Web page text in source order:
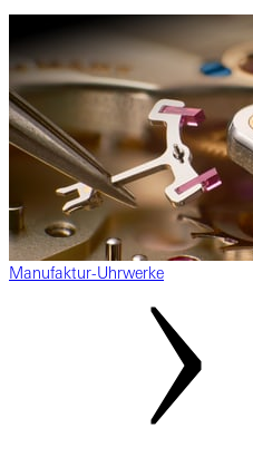
Manufaktur-Uhrwerke